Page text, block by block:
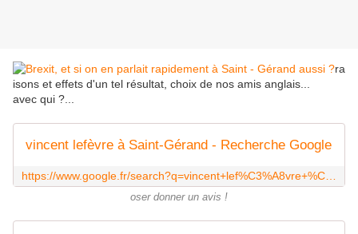
ra
isons et effets d'un tel résultat, choix de nos amis anglais...
avec qui ?...
vincent lefèvre à Saint-Gérand - Recherche Google
oser donner un avis !